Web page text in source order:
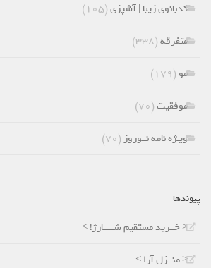
کدبانوی زیبا | آشپزی(۱۰۵)
متفرقه(۳۳۸)
مو(۱۷۹)
موفقیت(۷۰)
ویـژه نامه نــوروز(۷۰)
پیوندها
< خــرید مستقیم شـــــارژ! >
< منــزل آرا >